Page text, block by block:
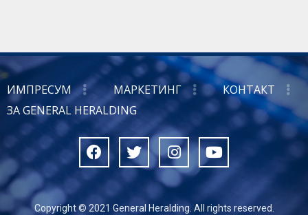
ИМПРЕСУМ МАРКЕТИНГ
КОНТАКТ
ЗА GENERAL HERALDING
Copyright © 2021 General Heralding. All rights reserved.